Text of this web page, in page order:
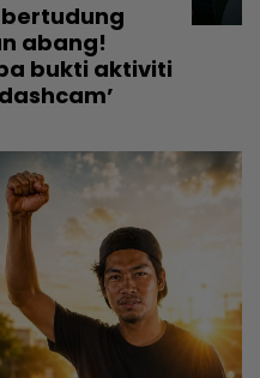
abang!
bukti aktiviti